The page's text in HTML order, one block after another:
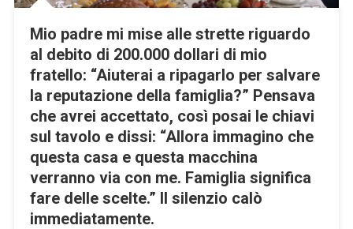
Mio padre mi mise alle strette riguardo
al debito di 200.000 dollari di mio
fratello: “Aiuterai a ripagarlo per salvare
la reputazione della famiglia?” Pensava
che avrei accettato, così posai le chiavi
sul tavolo e dissi: “Allora immagino che
questa casa e questa macchina
verranno via con me. Famiglia significa
fare delle scelte.” Il silenzio calò
immediatamente.